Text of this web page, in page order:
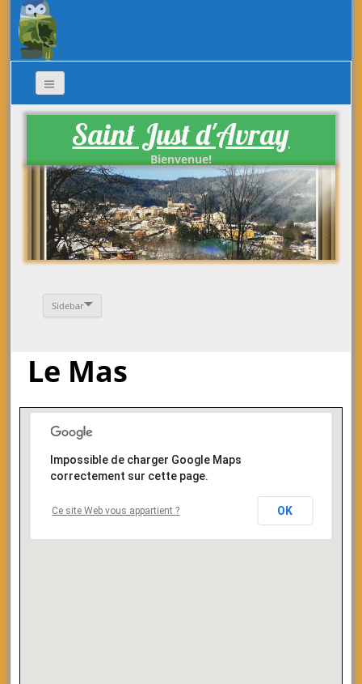
Saint Just d'Avray
Bienvenue!
Sidebar
Le Mas
Impossible de charger Google Maps
correctement sur cette page.
Ce site Web vous appartient ? OK